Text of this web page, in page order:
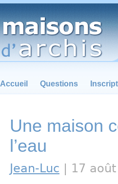
Accueil Questions
Une maison
l’eau
Jean-Luc | 17